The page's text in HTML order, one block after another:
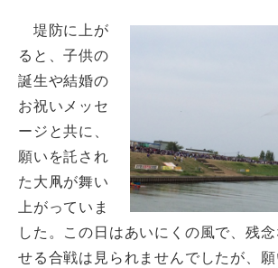
堤防に上が
ると、子供の
誕生や結婚の
お祝いメッセ
ージと共に、
願いを託され
た大凧が舞い
上がっていま
した。この日はあいにくの風で、残
せる合戦は見られませんでしたが、